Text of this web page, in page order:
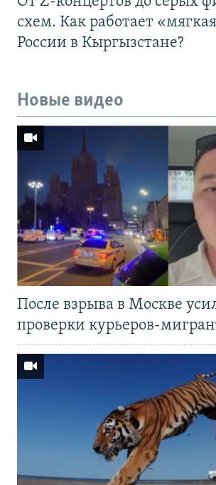
схем. Как работает
России в Кыргызстане?
Новые видео
После взрыва в Москве
проверки курьеров-